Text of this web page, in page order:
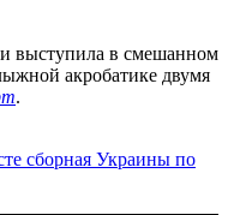
выступила в смешанном
акробатике двумя
.
сборная Украины по